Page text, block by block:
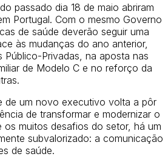
passado dia 18 de maio abriram
Portugal. Com o mesmo Governo
de saúde deverão seguir uma
às mudanças do ano anterior,
Privadas, na aposta nas
de Modelo C e no reforço da
de um novo executivo volta a pôr
de transformar e modernizar o
os muitos desafios do setor, há um
subvalorizado: a comunicação
de saúde.